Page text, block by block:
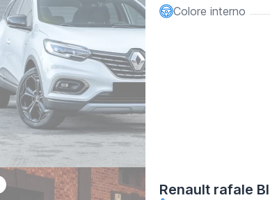
Colore interno
Renault rafale